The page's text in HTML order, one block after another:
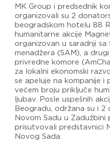
MK Group i predsednik
organizovali su 2
beogradskom hotelu 88
humanitarne akcije
organizovan u saradnji sa
menadžera (SAM), a
privredne komore
za lokalni ekonomski
se apeluje na kompanije i
većem broju priključe
ljubav. Posle uspešnih
Beogradu, održana su i
Novom Sadu u
prisutvovali predstavnici
Novog Sada.